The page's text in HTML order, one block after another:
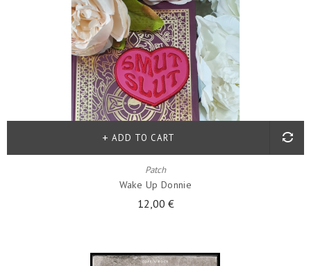
Patch
Wake Up Donnie
12,00 €
ADD TO CART